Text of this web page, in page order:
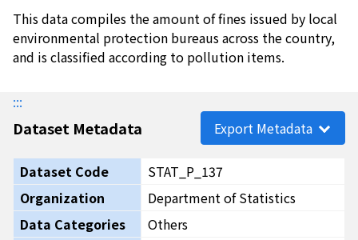
This data compiles the amount of fines issued by local
environmental protection bureaus across the country,
and is classified according to pollution items.
:::
Dataset Metadata Export Metadata
Dataset Code
STAT_P_137
Organization
Department of Statistics
Data Categories
Others